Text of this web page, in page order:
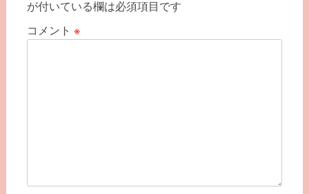
が付いている欄は必須項目です
コメント ※